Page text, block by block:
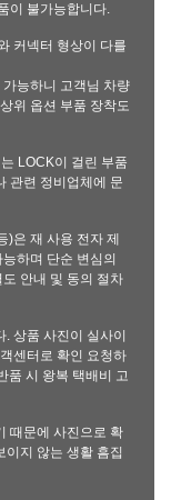
이 불가능합니다.
커넥터 형상이 다를
능하니 고객님 차량
위 옵션 부품 장착도
LOCK이 걸린 부품
관련 정비업체에 문
)은 재 사용 전자 제
하며 단순 변심의
안내 및 동의 절차
상품 사진이 실사이
센터로 확인 요청하
품 시 왕복 택배비 고
때문에 사진으로 확
이지 않는 생활 흠집